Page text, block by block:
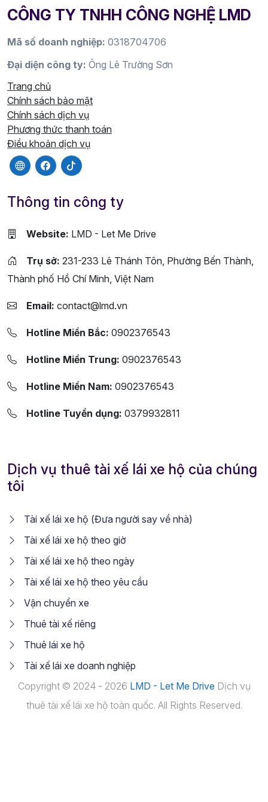
CÔNG TY TNHH CÔNG NGHỆ LMD
Mã số doanh nghiệp: 0318704706
Đại diện công ty: Ông Lê Trường Sơn
Trang chủ
Chính sách bảo mật
Chính sách dịch vụ
Phương thức thanh toán
Điều khoản dịch vụ
Thông tin công ty
Website: LMD - Let Me Drive
Trụ sở: 231-233 Lê Thánh Tôn, Phường Bến Thành,
Thành phố Hồ Chí Minh, Việt Nam
Email: contact@lmd.vn
Hotline Miền Bắc: 0902376543
Hotline Miền Trung: 0902376543
Hotline Miền Nam: 0902376543
Hotline Tuyển dụng: 0379932811
Dịch vụ thuê tài xế lái xe hộ của chúng
tôi
Tài xế lái xe hộ (Đưa người say về nhà)
Tài xế lái xe hộ theo giờ
Tài xế lái xe hộ theo ngày
Tài xế lái xe hộ theo yêu cầu
Vận chuyển xe
Thuê tài xế riêng
Thuê lái xe hộ
Tài xế lái xe doanh nghiệp
Copyright © 2024 - 2026 LMD - Let Me Drive Dịch vụ
thuê tài xế lái xe hộ toàn quốc. All Rights Reserved.